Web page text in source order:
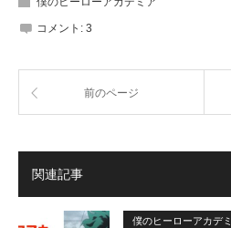
コメント: 3
前のページ
関連記事
僕のヒーローアカデ